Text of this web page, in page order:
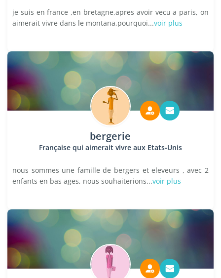
je suis en france ,en bretagne,apres avoir vecu a paris, on
aimerait vivre dans le montana,pourquoi...voir plus
bergerie
Française qui aimerait vivre aux Etats-Unis
nous sommes une famille de bergers et eleveurs , avec 2
enfants en bas ages, nous souhaiterions...voir plus